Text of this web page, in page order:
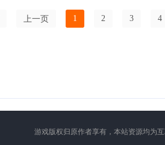
上一页 1 2 3 4
游戏版权归原作者享有，本站资源均为